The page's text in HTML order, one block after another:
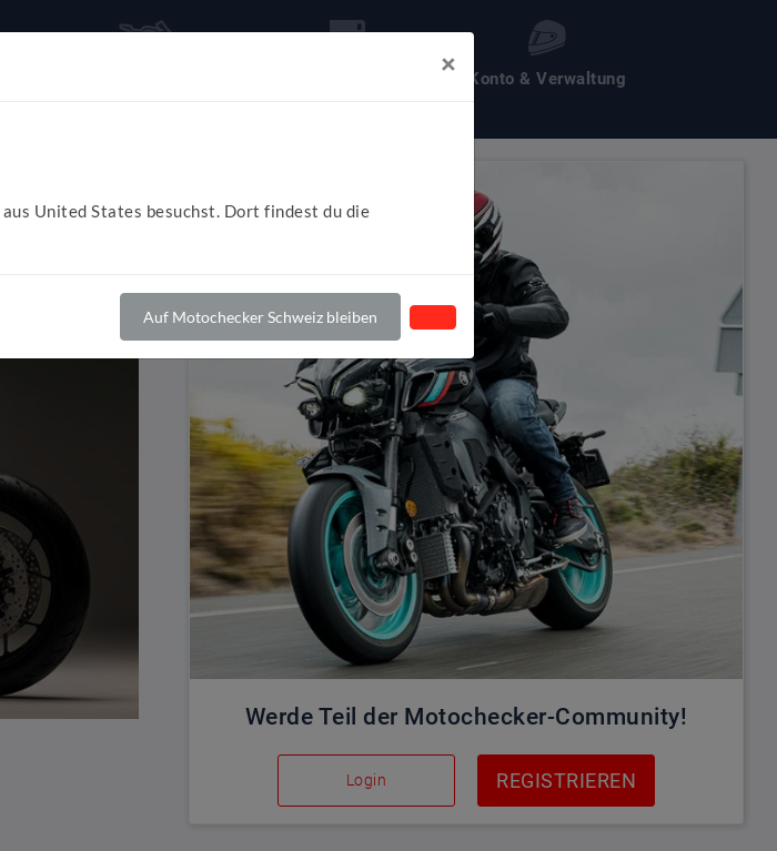
Konto & Verwaltung
Werde Teil der Motochecker-Community!
Login REGISTRIEREN
×
aus United States besuchst. Dort findest du die
Auf Motochecker Schweiz bleiben